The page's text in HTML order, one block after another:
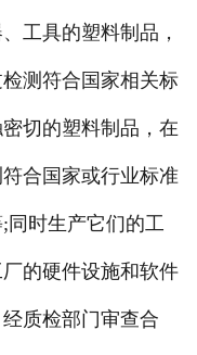
具的塑料制品，
测符合国家相关标
切的塑料制品，在
合国家或行业标准
同时生产它们的工
的硬件设施和软件
质检部门审查合